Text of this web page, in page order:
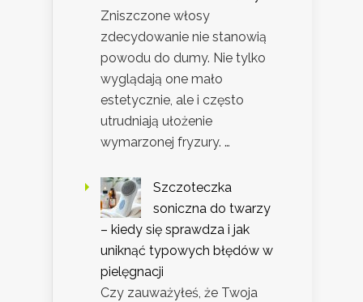
Zniszczone włosy
zdecydowanie nie stanowią
powodu do dumy. Nie tylko
wyglądają one mało
estetycznie, ale i często
utrudniają ułożenie
wymarzonej fryzury. …
Szczoteczka
soniczna do twarzy
– kiedy się sprawdza i jak
uniknąć typowych błędów w
pielęgnacji
Czy zauważyłeś, że Twoja